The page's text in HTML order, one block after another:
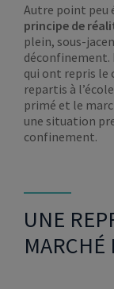
Autre point peu
principe de
plein, sous-
déconfinement.
qui ont repris le
repartis à
primé et le
une situation
confinement.
UNE
MARCHÉ